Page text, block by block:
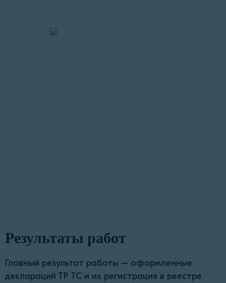
Результаты работ
Главный результат работы – оформленные
деклараций ТР ТС и их регистрация в реестре